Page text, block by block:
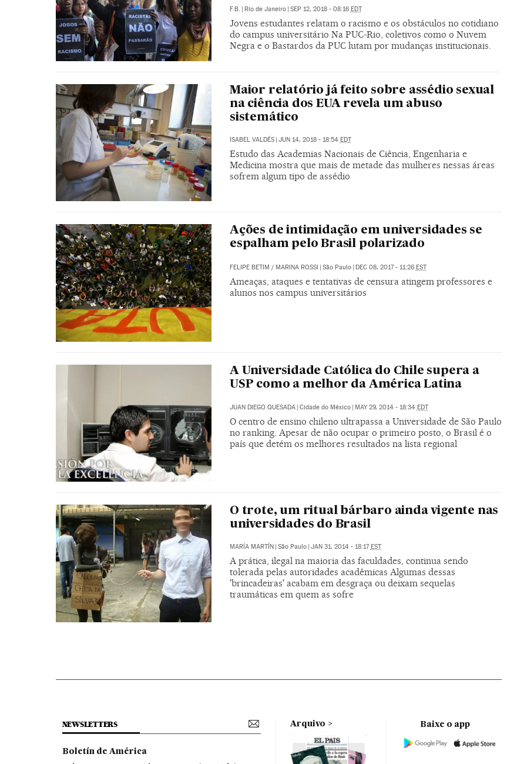
F.B. Rio de Janeiro SEP 12, 2018 - 08:16 EDT
Jovens estudantes relatam o racismo e os obstáculos no cotidiano
do campus universitário Na PUC-Rio, coletivos como o Nuvem
Negra e o Bastardos da PUC lutam por mudanças institucionais.
Maior relatório já feito sobre assédio sexual
na ciência dos EUA revela um abuso
sistemático
ISABEL VALDÉS | JUN 14, 2018 - 18:54 EDT
Estudo das Academias Nacionais de Ciência, Engenharia e
Medicina mostra que mais de metade das mulheres nessas áreas
sofrem algum tipo de assédio
Ações de intimidação em universidades se
espalham pelo Brasil polarizado
FELIPE BETIM / MARINA ROSSI São Paulo DEC 08, 2017 - 11:26 EST
Ameaças, ataques e tentativas de censura atingem professores e
alunos nos campus universitários
A Universidade Católica do Chile supera a
USP como a melhor da América Latina
JUAN DIEGO QUESADA | Cidade do México | MAY 29, 2014 - 18:34 EDT
O centro de ensino chileno ultrapassa a Universidade de São Paulo
no ranking. Apesar de não ocupar o primeiro posto, o Brasil é o
país que detém os melhores resultados na lista regional
O trote, um ritual bárbaro ainda vigente nas
universidades do Brasil
MARÍA MARTÍN São Paulo JAN 31, 2014 - 18:17 EST
A prática, ilegal na maioria das faculdades, continua sendo
tolerada pelas autoridades acadêmicas Algumas dessas
'brincadeiras' acabam em desgraça ou deixam sequelas
traumáticas em quem as sofre
NEWSLETTERS
Boletín de América
Arquivo Baixe o app